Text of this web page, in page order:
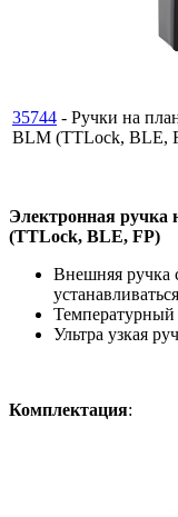
35744 - Ручки на
BLM (TTLock, BLE,
Электронная ручка
(TTLock, BLE, FP)
Внешняя ручка
Температурный
Ультра узкая
Комплектация: